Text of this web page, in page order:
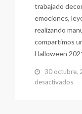
trabajado
emociones,
realizando
compartimos
Halloween
30 octubre,
desactivados